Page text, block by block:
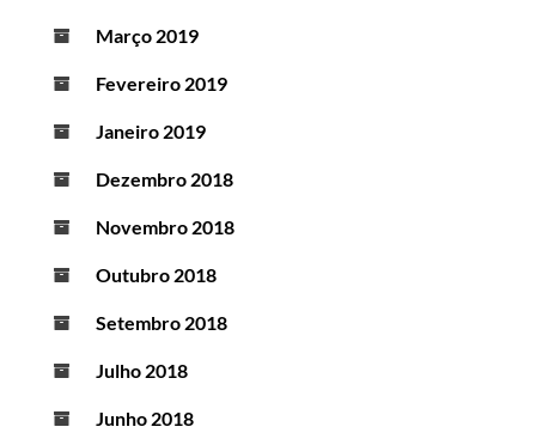
Março 2019
Fevereiro 2019
Janeiro 2019
Dezembro 2018
Novembro 2018
Outubro 2018
Setembro 2018
Julho 2018
Junho 2018